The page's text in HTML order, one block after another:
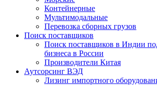
Контейнерные
Мультимодальные
Перевозка сборных грузов
Поиск поставщиков
Поиск поставщиков в Индии
бизнеса в России
Производители Китая
Аутсорсинг ВЭД
Лизинг импортного